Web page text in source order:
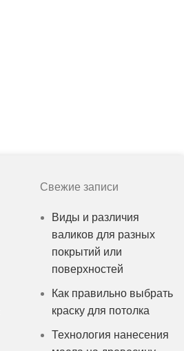
Свежие записи
Виды и различия
валиков для разных
покрытий или
поверхностей
Как правильно выбрать
краску для потолка
Технология нанесения